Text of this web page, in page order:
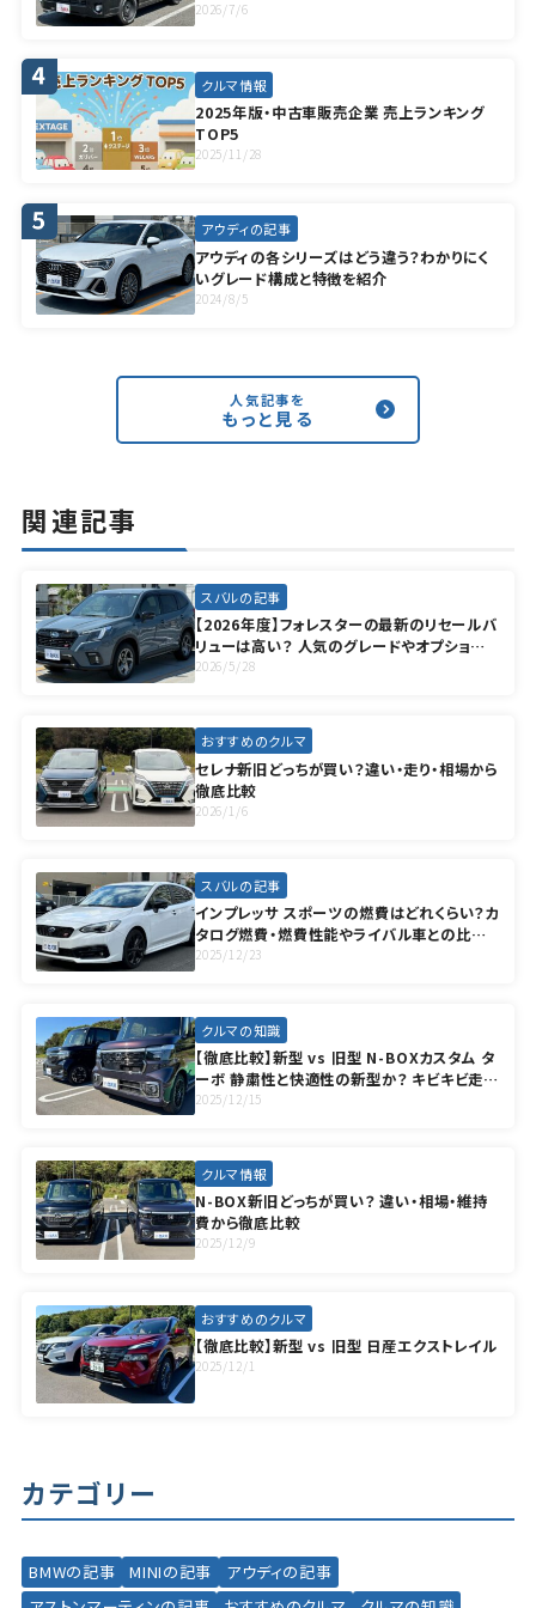
2026/7/6
クルマ情報
2025年版・中古車販売企業 売上ランキング
TOP5
2025/11/28
アウディの記事
アウディの各シリーズはどう違う？わかりにく
いグレード構成と特徴を紹介
2024/8/5
人気記事を
もっと見る
関連記事
スバルの記事
【2026年度】フォレスターの最新のリセールバ
リューは高い？ 人気のグレードやオプション
も徹底解説
2026/5/28
おすすめのクルマ
セレナ新旧どっちが買い？違い・走り・相場から
徹底比較
2026/1/6
スバルの記事
インプレッサ スポーツの燃費はどれくらい？カ
タログ燃費・燃費性能やライバル車との比較
を紹介
2025/12/23
クルマの知識
【徹底比較】新型 vs 旧型 N-BOXカスタム タ
ーボ 静粛性と快適性の新型か？ キビキビ走れ
る旧型か？ 後悔しない選び方を解説
2025/12/15
クルマ情報
N-BOX新旧どっちが買い？ 違い・相場・維持
費から徹底比較
2025/12/9
おすすめのクルマ
【徹底比較】新型 vs 旧型 日産エクストレイル
2025/12/1
カテゴリー
BMWの記事 MINIの記事
アウディの記事